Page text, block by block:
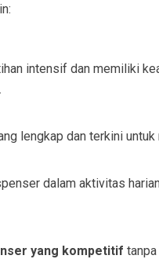
intensif dan memiliki
lengkap dan terkini
dalam aktivitas
yang kompetitif